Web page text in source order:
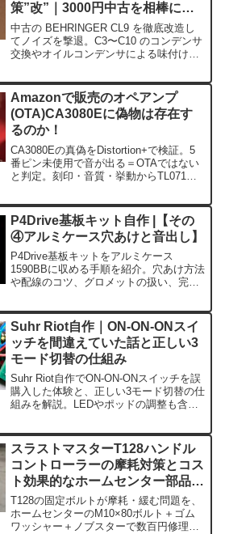
策”改”｜3000円中古を相棒に育
てる！
中古の BEHRINGER CL9 を徹底改造し
てノイズを撃退。C3〜C10 のコンデンサ
交換やオイルコンデンサによる味付け
わるまでの記録です。
Amazonで販売のオペアンプ
(OTA)CA3080Eに偽物は存在す
るのか！
CA3080Eの真偽をDistortion+で検証。5
番ピン未使用で音が出る＝OTAではない
と判定。刻印・音質・挙動からTL071系
た。
P4Drive基板キット自作 |【その
④アルミケース穴あけと音出し】
P4Drive基板キットをアルミケース
1590BBに収める手順を紹介。穴あけ方法
や配線のコツ、グロメットの扱い、完成
Suhr Riot自作｜ON-ON-ONスイ
ッチを間違えていた話と正しい3
モード切替の仕組み
Suhr Riot自作でON-ON-ONスイッチを誤
購入した体験と、正しい3モード切替の仕
組みを解説。LEDやポッドの調整も含
で紹介します。
スラストマスターT128ハンドル
コントローラーの摩耗対策とコス
ト効果的なホームセンター部品購
入
T128の固定ボルトが摩耗・緩む問題を、
ホームセンターのM10×80ボルト＋ゴム
ワッシャー＋ノブスターで数百円修理。